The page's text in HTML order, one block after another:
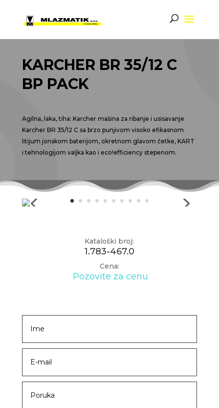
KARCHER BR 35/12 C
BP PACK
Agilna, laka, tiha: Karcher mašina za ribanje i usisavanje
Karcher BR 35/12 C sa brzo punjivom visoko efikasnom
litijum jonskom baterijom, okretnom glavom četke, KART
i tehnologijom valjka kao i eco!efficiencystepenom.
Kataloški broj:
1.783-467.0
Cena:
Pozovite za cenu